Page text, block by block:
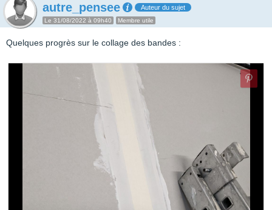
autre_pensee Auteur du sujet
Le 31/08/2022 à 09h40 Membre utile
Quelques progrès sur le collage des bandes :